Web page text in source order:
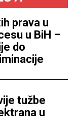
prava u
u BiH –
do
tužbe
u